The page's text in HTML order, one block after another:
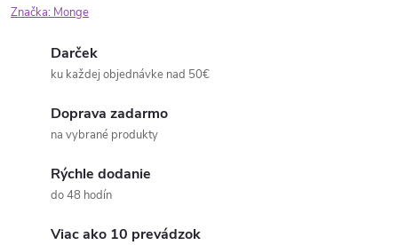
Značka: Monge
Darček
ku každej objednávke nad 50€
Doprava zadarmo
na vybrané produkty
Rýchle dodanie
do 48 hodín
Viac ako 10 prevádzok